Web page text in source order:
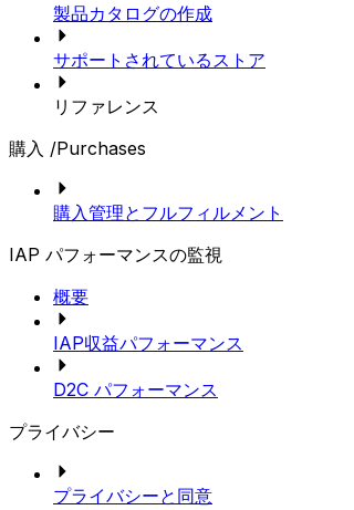
製品カタログの作成
サポートされているストア
リファレンス
購入 /Purchases
購入管理とフルフィルメント
IAP パフォーマンスの監視
概要
IAP収益パフォーマンス
D2C パフォーマンス
プライバシー
プライバシーと同意